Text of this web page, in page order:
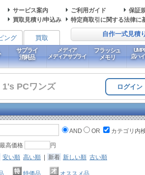
サービス案内 ご利用ガイド
保証
買取見積り/申込み 特定商取引に関する法律に
自作一式見積
ング 買取
サプライ
消耗品
メディア
メディアサプライ
フラッシュ
メモリ
店ハ
1's PCワンズ ログイン
AND OR カテゴリ内
高価格
円
安い順 高い順 | 新着 新しい順 古い順
特価品
オススメ品